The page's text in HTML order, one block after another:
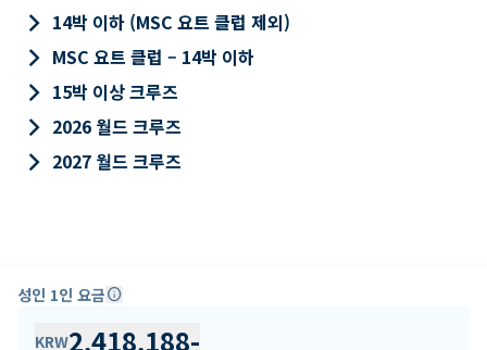
keyboard_arrow_right 14박 이하 (MSC 요트 클럽 제외)
keyboard_arrow_right MSC 요트 클럽 – 14박 이하
keyboard_arrow_right 15박 이상 크루즈
keyboard_arrow_right 2026 월드 크루즈
keyboard_arrow_right 2027 월드 크루즈
성인 1인 요금info
KRW2,418,188-